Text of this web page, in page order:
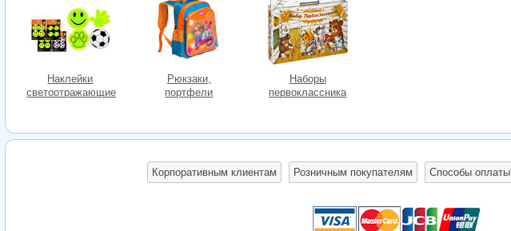
Наклейки
светоотражающие
Рюкзаки,
портфели
Наборы
первоклассника
Корпоративным клиентам Розничным покупателям Способы оплаты